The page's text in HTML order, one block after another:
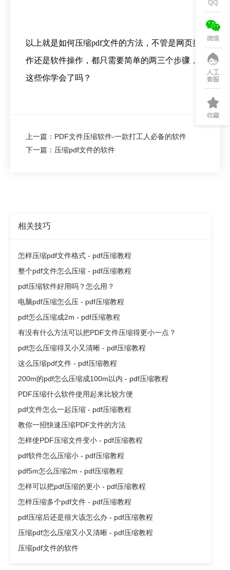
以上就是如何压缩pdf文件的方法，不管是网页操
作还是软件操作，都只需要简单的两三个步骤，
这些你学会了吗？
上一篇：PDF文件压缩软件-一款打工人必备的软件
下一篇：压缩pdf文件的软件
相关技巧
怎样压缩pdf文件格式 - pdf压缩教程
整个pdf文件怎么压缩 - pdf压缩教程
pdf压缩软件好用吗？怎么用？
电脑pdf压缩怎么压 - pdf压缩教程
pdf怎么压缩成2m - pdf压缩教程
有没有什么方法可以把PDF文件压缩得更小一点？
pdf怎么压缩得又小又清晰 - pdf压缩教程
这么压缩pdf文件 - pdf压缩教程
200m的pdf怎么压缩成100m以内 - pdf压缩教程
PDF压缩什么软件使用起来比较方便
pdf文件怎么一起压缩 - pdf压缩教程
教你一招快速压缩PDF文件的方法
怎样使PDF压缩文件变小 - pdf压缩教程
pdf软件怎么压缩小 - pdf压缩教程
pdf5m怎么压缩2m - pdf压缩教程
怎样可以把pdf压缩的更小 - pdf压缩教程
怎样压缩多个pdf文件 - pdf压缩教程
pdf压缩后还是很大该怎么办 - pdf压缩教程
压缩pdf怎么压缩又小又清晰 - pdf压缩教程
压缩pdf文件的软件